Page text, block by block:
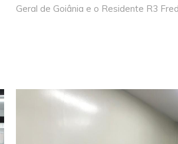
Geral de Goiânia e o Residente R3